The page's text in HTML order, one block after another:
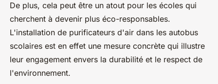
De plus, cela peut être un atout pour les écoles qui
cherchent à devenir plus éco-responsables.
L'installation de purificateurs d'air dans les autobus
scolaires est en effet une mesure concrète qui illustre
leur engagement envers la durabilité et le respect de
l'environnement.